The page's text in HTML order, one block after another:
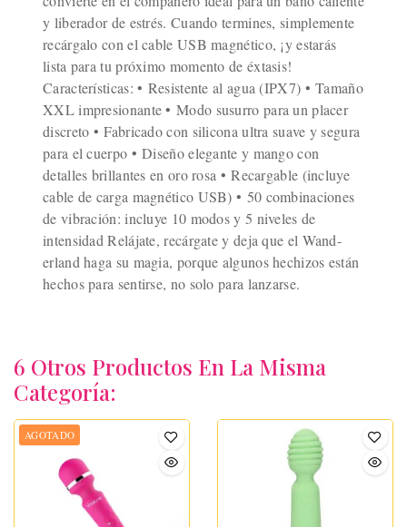
y liberador de estrés. Cuando termines, simplemente
recárgalo con el cable USB magnético, ¡y estarás
lista para tu próximo momento de éxtasis!
Características: • Resistente al agua (IPX7) • Tamaño
XXL impresionante • Modo susurro para un placer
discreto • Fabricado con silicona ultra suave y segura
para el cuerpo • Diseño elegante y mango con
detalles brillantes en oro rosa • Recargable (incluye
cable de carga magnético USB) • 50 combinaciones
de vibración: incluye 10 modos y 5 niveles de
intensidad Relájate, recárgate y deja que el Wand-
erland haga su magia, porque algunos hechizos están
hechos para sentirse, no solo para lanzarse.
6 Otros Productos En La Misma
Categoría:
AGOTADO